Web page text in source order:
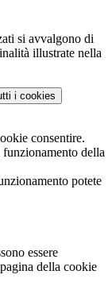
si avvalgono di
illustrate nella
i cookies
consentire.
della
potete
essere
della cookie